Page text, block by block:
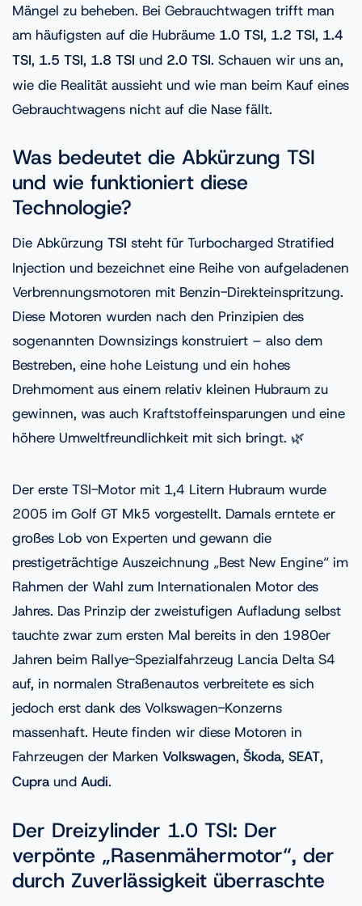
Mängel zu beheben. Bei Gebrauchtwagen trifft man
am häufigsten auf die Hubräume 1.0 TSI, 1.2 TSI, 1.4
TSI, 1.5 TSI, 1.8 TSI und 2.0 TSI. Schauen wir uns an,
wie die Realität aussieht und wie man beim Kauf eines
Gebrauchtwagens nicht auf die Nase fällt.
Was bedeutet die Abkürzung TSI
und wie funktioniert diese
Technologie?
Die Abkürzung TSI steht für Turbocharged Stratified
Injection und bezeichnet eine Reihe von aufgeladenen
Verbrennungsmotoren mit Benzin-Direkteinspritzung.
Diese Motoren wurden nach den Prinzipien des
sogenannten Downsizings konstruiert – also dem
Bestreben, eine hohe Leistung und ein hohes
Drehmoment aus einem relativ kleinen Hubraum zu
gewinnen, was auch Kraftstoffeinsparungen und eine
höhere Umweltfreundlichkeit mit sich bringt. 🌿
Der erste TSI-Motor mit 1,4 Litern Hubraum wurde
2005 im Golf GT Mk5 vorgestellt. Damals erntete er
großes Lob von Experten und gewann die
prestigeträchtige Auszeichnung „Best New Engine“ im
Rahmen der Wahl zum Internationalen Motor des
Jahres. Das Prinzip der zweistufigen Aufladung selbst
tauchte zwar zum ersten Mal bereits in den 1980er
Jahren beim Rallye-Spezialfahrzeug Lancia Delta S4
auf, in normalen Straßenautos verbreitete es sich
jedoch erst dank des Volkswagen-Konzerns
massenhaft. Heute finden wir diese Motoren in
Fahrzeugen der Marken Volkswagen, Škoda, SEAT,
Cupra und Audi.
Der Dreizylinder 1.0 TSI: Der
verpönte „Rasenmähermotor“, der
durch Zuverlässigkeit überraschte